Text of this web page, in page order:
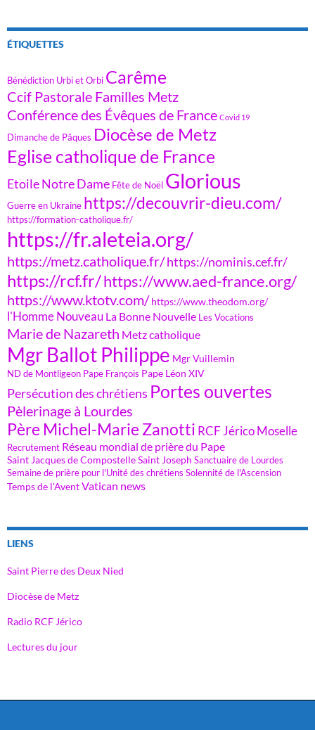
ÉTIQUETTES
Bénédiction Urbi et Orbi Carême
Ccif Pastorale Familles Metz
Conférence des Évêques de France Covid 19
Dimanche de Pâques Diocèse de Metz
Eglise catholique de France
Etoile Notre Dame Fête de Noël Glorious
Guerre en Ukraine https://decouvrir-dieu.com/
https://formation-catholique.fr/
https://fr.aleteia.org/
https://metz.catholique.fr/https://nominis.cef.fr/
https://rcf.fr/https://www.aed-france.org/
https://www.ktotv.com/ https://www.theodom.org/
l'Homme Nouveau La Bonne Nouvelle Les Vocations
Marie de Nazareth Metz catholique
Mgr Ballot Philippe Mgr Vuillemin
ND de Montligeon Pape François Pape Léon XIV
Persécution des chrétiens Portes ouvertes
Pèlerinage à Lourdes
Père Michel-Marie Zanotti RCF Jérico Moselle
Recrutement Réseau mondial de prière du Pape
Saint Jacques de CompostelleSaint Joseph Sanctuaire de Lourdes
Semaine de prière pour l'Unité des chrétiens Solennité de l'Ascension
Temps de l'AventVatican news
LIENS
Saint Pierre des Deux Nied
Diocèse de Metz
Radio RCF Jérico
Lectures du jour